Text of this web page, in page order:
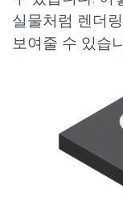
실물처럼 렌더
보여줄 수 있습